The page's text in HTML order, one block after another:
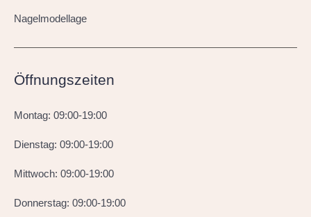
Nagelmodellage
Öffnungszeiten
Montag: 09:00-19:00
Dienstag: 09:00-19:00
Mittwoch: 09:00-19:00
Donnerstag: 09:00-19:00